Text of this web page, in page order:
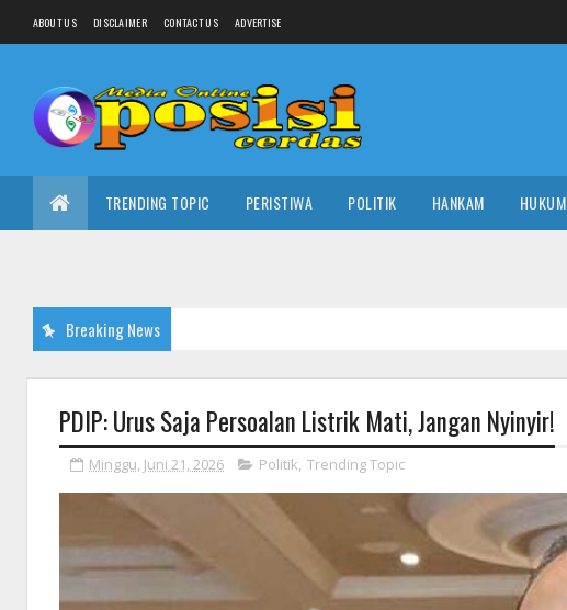
ABOUT US DISCLAIMER CONTACT US ADVERTISE
TRENDING TOPIC PERISTIWA POLITIK HANKAM HUKUM
Breaking News
PDIP: Urus Saja Persoalan Listrik Mati, Jangan Nyinyir!
Minggu, Juni 21, 2026 Politik, Trending Topic